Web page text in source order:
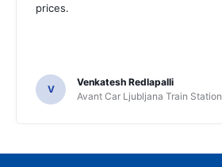
prices.
V
Venkatesh Redlapalli
Avant Car Ljubljana Train Station